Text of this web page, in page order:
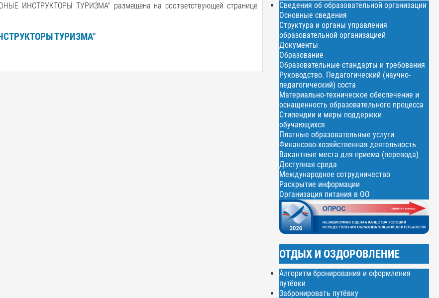
ТУРИЗМА" размещена на соответствующей странице
ТУРИЗМА"
Сведения об образовательной организации
Основные сведения
Структура и органы управления
образовательной организацией
Документы
Образование
Образовательные стандарты и требования
Руководство. Педагогический (научно-
педагогический) соста
Материально-техническое обеспечение и
оснащенность образовательного процесса
Стипендии и меры поддержки
обучающихся
Платные образовательные услуги
Финансово-хозяйственная деятельность
Вакантные места для приема (перевода)
Доступная среда
Международное сотрудничество
Раскрытие информации
Организация питания в ОО
ОТДЫХ И ОЗДОРОВЛЕНИЕ
Алгоритм бронирования и оформления
путёвки
Забронировать путёвку